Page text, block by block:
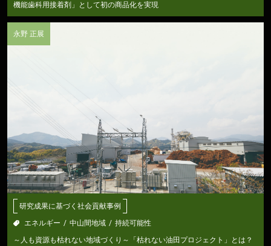
機能歯科用接着剤」として初の商品化を実現
永野 正展
研究成果に基づく社会貢献事例
エネルギー
中山間地域
持続可能性
～人も資源も枯れない地域づくり～「枯れない油田プロジェクト」とは？